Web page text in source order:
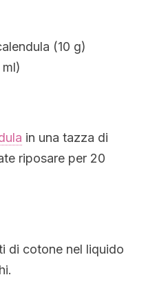
(10 g)
in una tazza di
riposare per 20
di cotone nel liquido